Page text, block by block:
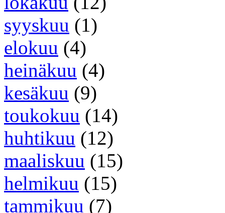
syyskuu (1)
elokuu (4)
heinäkuu (4)
kesäkuu (9)
toukokuu (14)
huhtikuu (12)
maaliskuu (15)
helmikuu (15)
tammikuu (7)